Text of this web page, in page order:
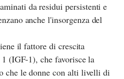
da residui persistenti e
anche l'insorgenza del
il fattore di crescita
(IGF-1), che favorisce la
che le donne con alti livelli di